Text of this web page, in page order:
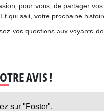
pour vous, de partager
qui sait, votre prochaine
vos questions aux voyants
AVIS !
sur "Poster".